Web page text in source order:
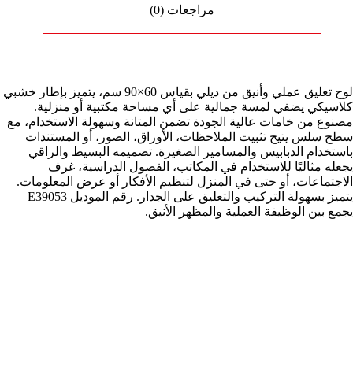
مراجعات (0)
لوح تعليق عملي وأنيق من ديلي بقياس 60×90 سم، يتميز بإطار خشبي
كلاسيكي يضفي لمسة جمالية على أي مساحة مكتبية أو منزلية.
مصنوع من خامات عالية الجودة تضمن المتانة وسهولة الاستخدام، مع
سطح سلس يتيح تثبيت الملاحظات، الأوراق، الصور، أو المستندات
باستخدام الدبابيس والمسامير الصغيرة. تصميمه البسيط والراقي
يجعله مثاليًا للاستخدام في المكاتب، الفصول الدراسية، غرف
الاجتماعات، أو حتى في المنزل لتنظيم الأفكار أو عرض المعلومات.
يتميز بسهولة التركيب والتعليق على الجدار. رقم الموديل E39053
يجمع بين الوظيفة العملية والمظهر الأنيق.